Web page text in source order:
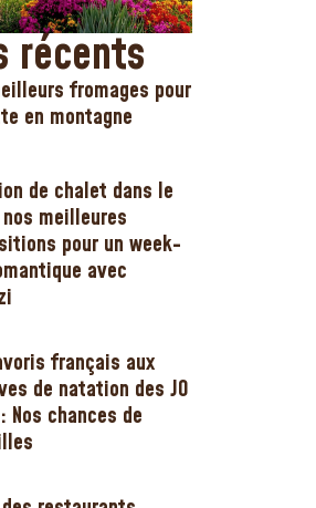
récents
fromages pour
en montagne
de chalet dans le
meilleures
pour un week-
avec
français aux
de natation des JO
Nos chances de